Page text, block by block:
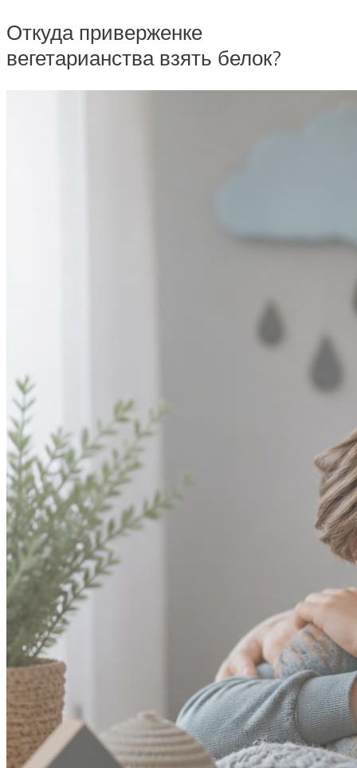
Откуда приверженке
вегетарианства взять белок?